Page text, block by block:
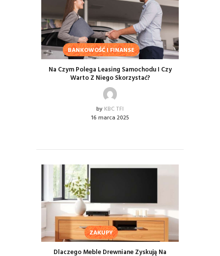
BANKOWOŚĆ I FINANSE
Na Czym Polega Leasing Samochodu I Czy
Warto Z Niego Skorzystać?
by KBC TFI
16 marca 2025
ZAKUPY
Dlaczego Meble Drewniane Zyskują Na